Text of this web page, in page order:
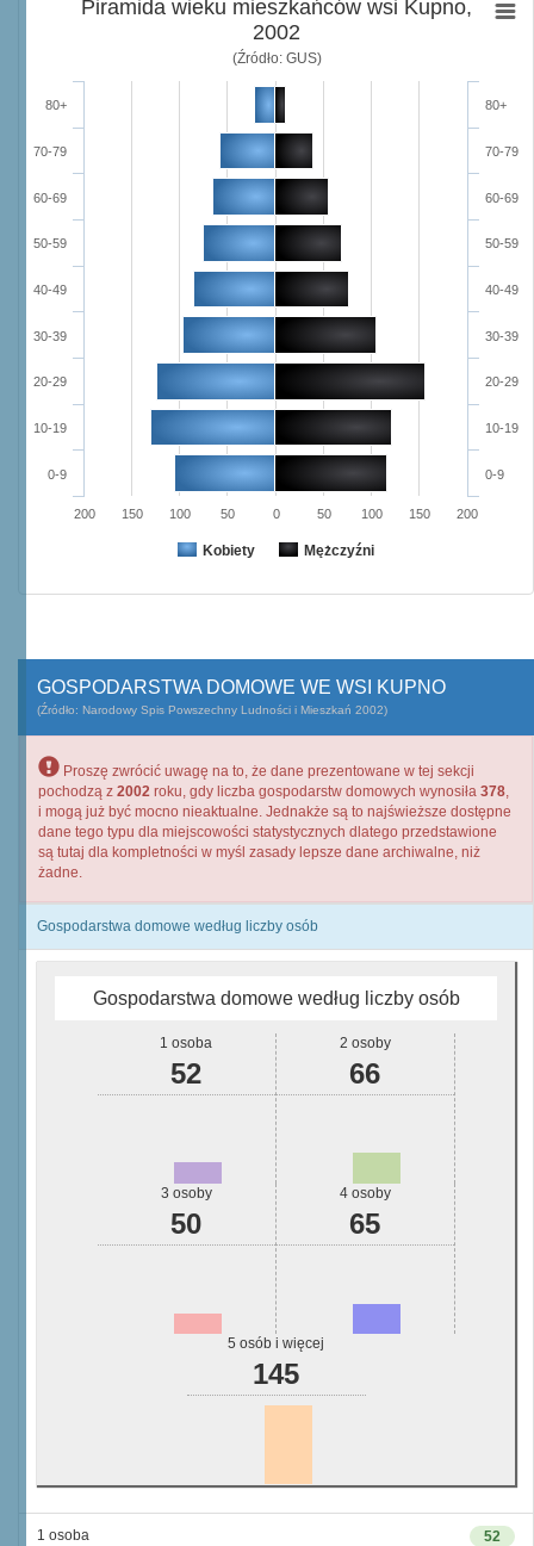
Piramida wieku mieszkańców wsi Kupno,
2002
(Źródło: GUS)
Kobiety Mężczyźni
0-9
10-19
20-29
30-39
40-49
50-59
60-69
70-79
80+
0-9
10-19
20-29
30-39
40-49
50-59
60-69
70-79
80+
200 150 100 50 0 50 100 150 200
GOSPODARSTWA DOMOWE WE WSI KUPNO
(Źródło: Narodowy Spis Powszechny Ludności i Mieszkań 2002)
Proszę zwrócić uwagę na to, że dane prezentowane w tej sekcji
pochodzą z 2002 roku, gdy liczba gospodarstw domowych wynosiła 378,
i mogą już być mocno nieaktualne. Jednakże są to najświeższe dostępne
dane tego typu dla miejscowości statystycznych dlatego przedstawione
są tutaj dla kompletności w myśl zasady lepsze dane archiwalne, niż
żadne.
Gospodarstwa domowe według liczby osób
Gospodarstwa domowe według liczby osób
1 osoba
52
2 osoby
66
3 osoby
50
4 osoby
65
5 osób i więcej
145
52
1 osoba